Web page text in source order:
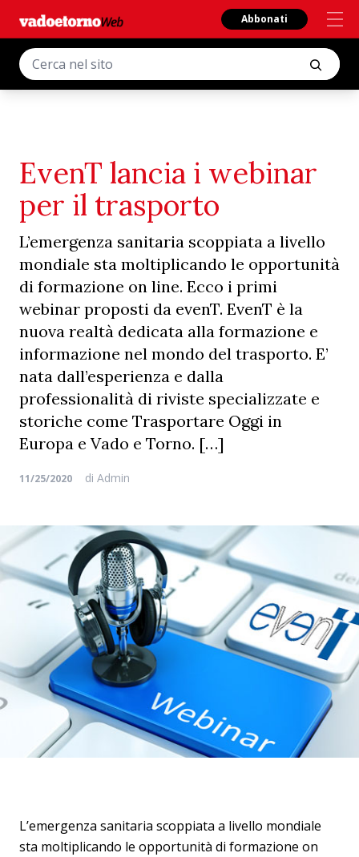
Abbonati
EvenT lancia i webinar
per il trasporto
L’emergenza sanitaria scoppiata a livello
mondiale sta moltiplicando le opportunità
di formazione on line. Ecco i primi
webinar proposti da evenT. EvenT è la
nuova realtà dedicata alla formazione e
informazione nel mondo del trasporto. E’
nata dall’esperienza e dalla
professionalità di riviste specializzate e
storiche come Trasportare Oggi in
Europa e Vado e Torno. […]
11/25/2020 di Admin
L’emergenza sanitaria scoppiata a livello mondiale
sta moltiplicando le opportunità di formazione on